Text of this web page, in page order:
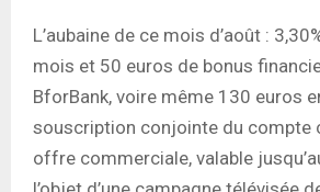
L’aubaine de ce mois d’août :
mois et 50 euros de bonus
BforBank, voire même 130 euros
souscription conjointe du compte
offre commerciale, valable